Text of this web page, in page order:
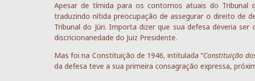
Apesar de tímida para os contornos atuais do
traduzindo nítida preocupação de assegurar o direito de
Tribunal do Júri. Importa dizer que sua defesa deveria
discricionariedade do Juiz Presidente.
Mas foi na Constituição de 1946, intitulada “Constituição
da defesa teve a sua primeira consagração expressa,